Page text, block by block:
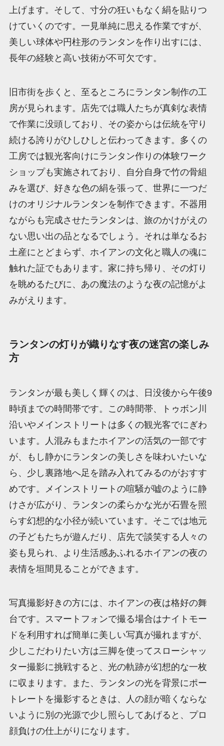
上げます。そして、寸分の狂いもなく絹を貼りつ
けていくのです。一見単純に思える作業ですが、
美しい球体や円柱形のランタンを作り出すには、
長年の経験と高い技術が不可欠です。
旧市街を歩くと、至るところにランタン制作の工
房が見られます。店先では職人たちが真剣な表情
で作業に没頭しており、その姿からは伝統を守り
続ける誇りがひしひしと伝わってきます。多くの
工房では観光客向けにランタン作りの体験ワーク
ショップも実施されており、自分自身で竹の骨組
みを選び、好きな色の絹を張って、世界に一つだ
けのオリジナルランタンを制作できます。不器用
ながらも完成させたランタンは、旅のかけがえの
ない思い出の品となるでしょう。それは単なるお
土産にとどまらず、ホイアンの文化と職人の魂に
触れた証でもあります。家に持ち帰り、その灯り
を眺めるたびに、あの魔法のような夜の記憶がよ
みがえります。
ランタンの灯りが織りなす夜の迷宮の楽しみ
方
ランタンが最も美しく輝くのは、日没後から午後9
時頃までの時間帯です。この時間帯、トゥボン川
沿いやメインストリートは多くの観光客でにぎわ
います。人混みもまたホイアンの活気の一部です
が、もし静かにランタンの美しさを味わいたいな
ら、少し裏路地へ足を踏み入れてみるのがおすす
めです。メインストリートの喧騒が嘘のように静
けさが広がり、ランタンの柔らかな光が石畳を照
らす幻想的な小径が続いています。そこでは地元
の子どもたちが遊んだり、店先で談笑する人々の
姿も見られ、より生活感あふれるホイアンの夜の
表情を垣間見ることができます。
写真撮影好きの方には、ホイアンの夜は格好の舞
台です。スマートフォンで撮る場合はナイトモー
ドを利用すれば簡単に美しい写真が撮れますが、
少しこだわりたい方は三脚を使ってスローシャッ
ター撮影に挑戦すると、光の軌跡が幻想的な一枚
に収まります。また、ランタンの光を背景にポー
トレートを撮影するときは、人の顔が暗くならな
いように別の光源で少し照らしてあげると、プロ
顔負けの仕上がりになります。